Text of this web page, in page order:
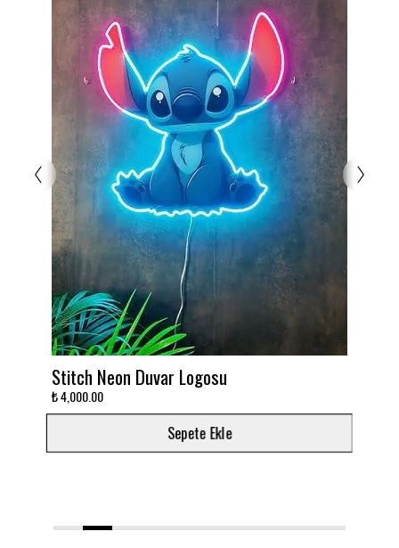
Kurulum için vida kiti sağlanmıştır. Daha hızlı kurulum
için 3M Komut Şeritleri ekleyebilir ve neonunuzu
prizinize takabilirsiniz!
Takımını dekora çevir!
1 2 3 4 5 6 7 8 9 10